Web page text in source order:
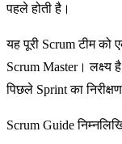
पहले होती है।
यह पूरी Scrum टीम
Scrum Master। लक्ष्य
पिछले Sprint का
Scrum Guide